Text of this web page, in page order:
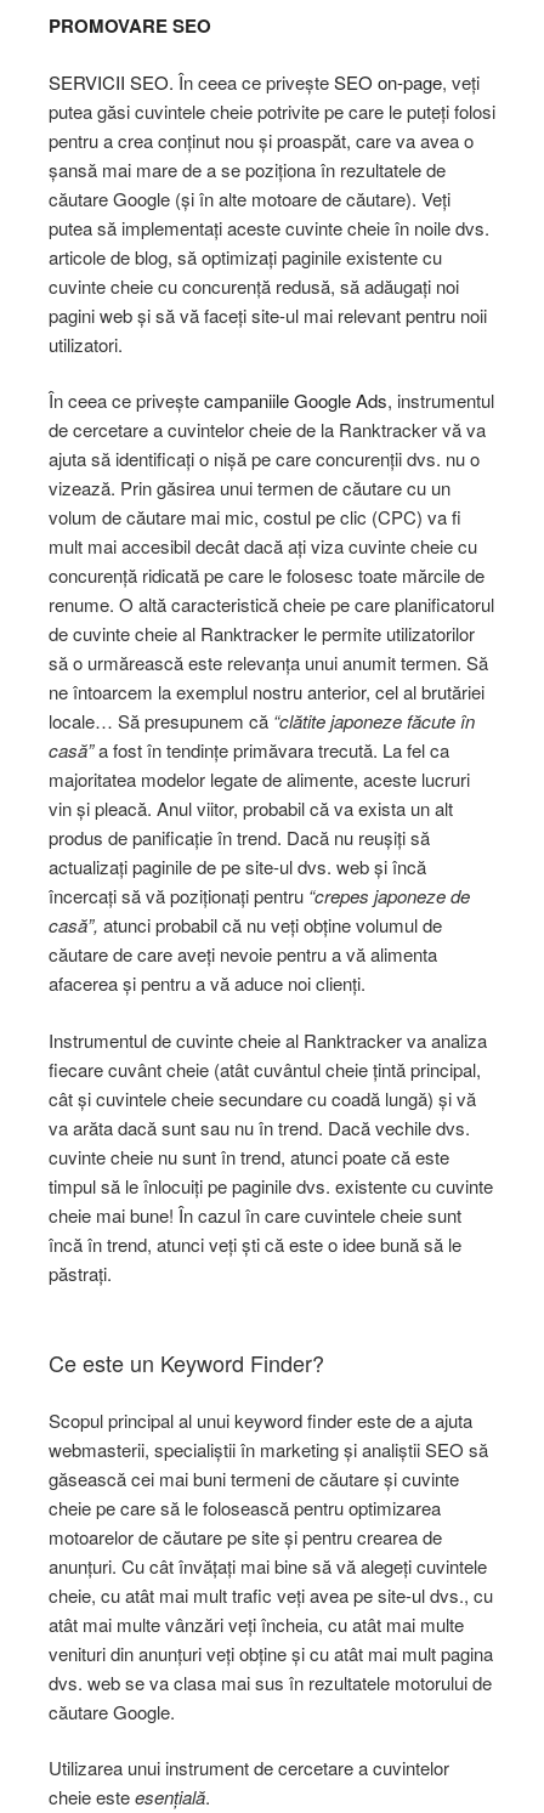
PROMOVARE SEO
SERVICII SEO. În ceea ce priveșteSEO on-page, veți
putea găsi cuvintele cheie potrivite pe care le puteți folosi
pentru a crea conținut nou și proaspăt, care va avea o
șansă mai mare de a se poziționa în rezultatele de
căutare Google (și în alte motoare de căutare). Veți
putea să implementați aceste cuvinte cheie în noile dvs.
articole de blog, să optimizați paginile existente cu
cuvinte cheie cu concurență redusă, să adăugați noi
pagini web și să vă faceți site-ul mai relevant pentru noii
utilizatori.
În ceea ce priveștecampaniile Google Ads, instrumentul
de cercetare a cuvintelor cheie de la Ranktracker vă va
ajuta să identificați o nișă pe care concurenții dvs. nu o
vizează. Prin găsirea unui termen de căutare cu un
volum de căutare mai mic, costul pe clic (CPC) va fi
mult mai accesibil decât dacă ați viza cuvinte cheie cu
concurență ridicată pe care le folosesc toate mărcile de
renume. O altă caracteristică cheie pe care planificatorul
de cuvinte cheie al Ranktracker le permite utilizatorilor
să o urmărească este relevanța unui anumit termen. Să
ne întoarcem la exemplul nostru anterior, cel al brutăriei
locale… Să presupunem că “clătite japoneze făcute în
casă”a fost în tendințe primăvara trecută. La fel ca
majoritatea modelor legate de alimente, aceste lucruri
vin și pleacă. Anul viitor, probabil că va exista un alt
produs de panificație în trend. Dacă nu reușiți să
actualizați paginile de pe site-ul dvs. web și încă
încercați să vă poziționați pentru “crepes japoneze de
casă”, atunci probabil că nu veți obține volumul de
căutare de care aveți nevoie pentru a vă alimenta
afacerea și pentru a vă aduce noi clienți.
Instrumentul de cuvinte cheie al Ranktracker va analiza
fiecare cuvânt cheie (atât cuvântul cheie țintă principal,
cât și cuvintele cheie secundare cu coadă lungă) și vă
va arăta dacă sunt sau nu în trend. Dacă vechile dvs.
cuvinte cheie nu sunt în trend, atunci poate că este
timpul să le înlocuiți pe paginile dvs. existente cu cuvinte
cheie mai bune! În cazul în care cuvintele cheie sunt
încă în trend, atunci veți ști că este o idee bună să le
păstrați.
Ce este un Keyword Finder?
Scopul principal al unui keyword finder este de a ajuta
webmasterii, specialiștii în marketing și analiștii SEO să
găsească cei mai buni termeni de căutare și cuvinte
cheie pe care să le folosească pentru optimizarea
motoarelor de căutare pe site și pentru crearea de
anunțuri. Cu cât învățați mai bine să vă alegeți cuvintele
cheie, cu atât mai mult trafic veți avea pe site-ul dvs., cu
atât mai multe vânzări veți încheia, cu atât mai multe
venituri din anunțuri veți obține și cu atât mai mult pagina
dvs. web se va clasa mai sus în rezultatele motorului de
căutare Google.
Utilizarea unui instrument de cercetare a cuvintelor
cheie esteesențială.